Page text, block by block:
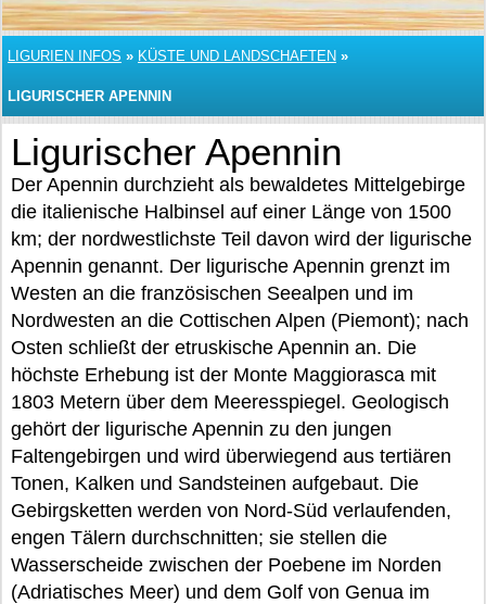
LIGURIEN INFOS » KÜSTE UND LANDSCHAFTEN »
LIGURISCHER APENNIN
Ligurischer Apennin
Der Apennin durchzieht als bewaldetes Mittelgebirge
die italienische Halbinsel auf einer Länge von 1500
km; der nordwestlichste Teil davon wird der ligurische
Apennin genannt. Der ligurische Apennin grenzt im
Westen an die französischen Seealpen und im
Nordwesten an die Cottischen Alpen (Piemont); nach
Osten schließt der etruskische Apennin an. Die
höchste Erhebung ist der Monte Maggiorasca mit
1803 Metern über dem Meeresspiegel. Geologisch
gehört der ligurische Apennin zu den jungen
Faltengebirgen und wird überwiegend aus tertiären
Tonen, Kalken und Sandsteinen aufgebaut. Die
Gebirgsketten werden von Nord-Süd verlaufenden,
engen Tälern durchschnitten; sie stellen die
Wasserscheide zwischen der Poebene im Norden
(Adriatisches Meer) und dem Golf von Genua im